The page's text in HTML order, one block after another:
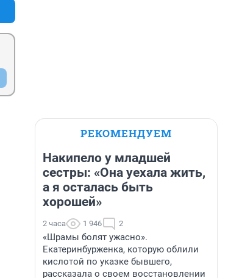
РЕКОМЕНДУЕМ
Накипело у младшей
сестры: «Она уехала жить,
а я осталась быть
хорошей»
2 часа 1 946 2
«Шрамы болят ужасно».
Екатеринбурженка, которую облили
кислотой по указке бывшего,
рассказала о своем восстановлении